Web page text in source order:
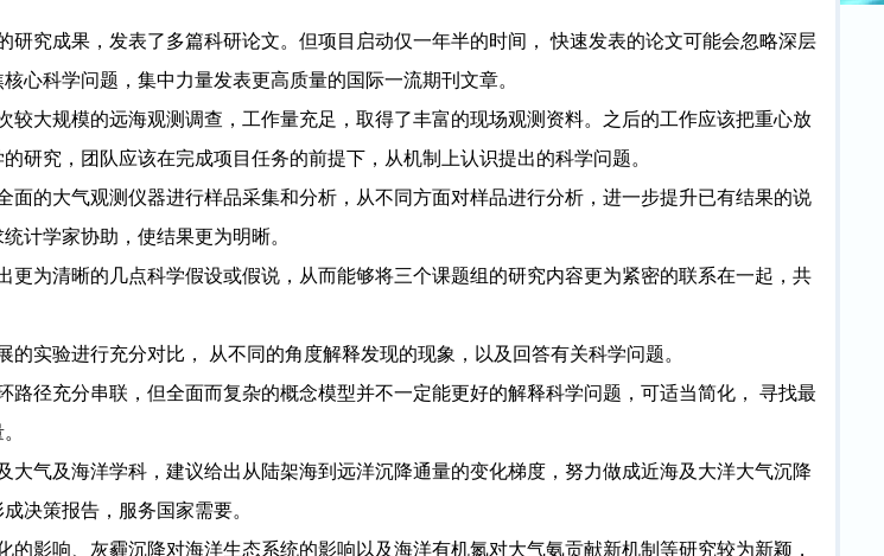
研究成果，发表了多篇科研论文。 但项目启动仅一年半的时间， 快速发表的论文可能会忽略深层
心科学问题，集中力量发表更高质量的国际一流期刊文章。
较大规模的远海观测调查，工作量充足，取得了丰富的现场观测资料。之后的工作应该把重心放
研究，团队应该在完成项目任务的前提下，从机制上认识提出的科学问题。
面的大气观测仪器进行样品采集和分析，从不同方面对样品进行分析，进一步提升已有结果的说
计学家协助，使结果更为明晰。
更为清晰的几点科学假设或假说， 从而能够将三个课题组的研究内容更为紧密的联系在一起，共
的实验进行充分对比， 从不同的角 度解释发现的现象，以及回答有关科学问题。
路径充分串联，但全面而复杂的概念模型并不一定能更好的解释科学问题，可适当简化， 寻找最
大气及海洋学科，建议给出从陆架海到远洋沉降通量的变化梯度，努力做成近海及大洋大气沉降
决策报告，服务国家需要。
的影响、灰霾沉降对海洋生态系统的影响以及海洋有机氮对大气氨贡献新机制等研究较为新颖，